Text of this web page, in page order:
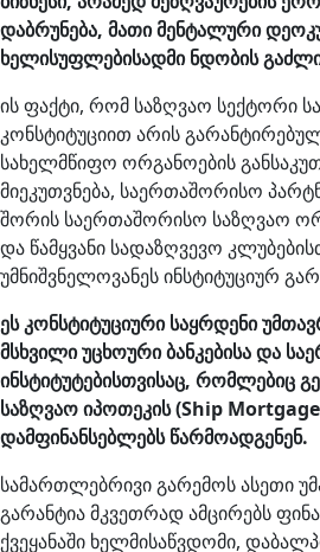
დაბრუნება, მათი მენტალური
ხელისუფლებისადმი ნდობის
ის ფაქტი, რომ საზღვაო სექტორი
კონსტიტუციით არის
სახელმწიფო ორგანოების
მიეკუთვნება, საერთაშორისო
შორის საერთაშორისო საზღვაო
და წამყვანი სადაზღვევო
უმნიშვნელოვანეს ინსტიტუციურ
ეს კონსტიტუციური საყრდენი
მსხვილი უცხოური ბანკებისა და
ინსტიტუტებისთვისაც, რომლებიც
საზღვაო იპოთეკის (Ship
დამფინანსებლებს წარმოადგენენ.
სამართლებრივი გარემოს ასეთი
გარანტია მკვეთრად ამცირებს
ქვეყანაში ხელმისაწვდომი,